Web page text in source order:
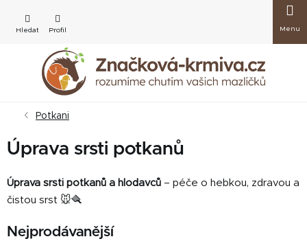
obsah
košík
Potkani
Úprava srsti potkanů
Úprava srsti potkanů a hlodavců – péče o hebkou, zdravou a
čistou srst 🐭🪮
Nejprodávanější